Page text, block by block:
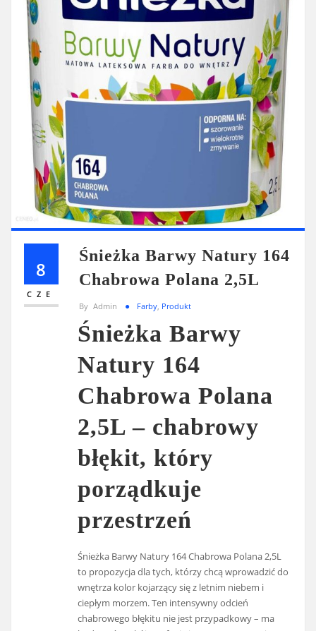
8
CZE
Śnieżka Barwy Natury 164
Chabrowa Polana 2,5L
By Admin Farby Produkt
Śnieżka Barwy
Natury 164
Chabrowa Polana
2,5L – chabrowy
błękit, który
porządkuje
przestrzeń
Śnieżka Barwy Natury 164 Chabrowa Polana 2,5L
to propozycja dla tych, którzy chcą wprowadzić do
wnętrza kolor kojarzący się z letnim niebem i
ciepłym morzem. Ten intensywny odcień
chabrowego błękitu nie jest przypadkowy – ma